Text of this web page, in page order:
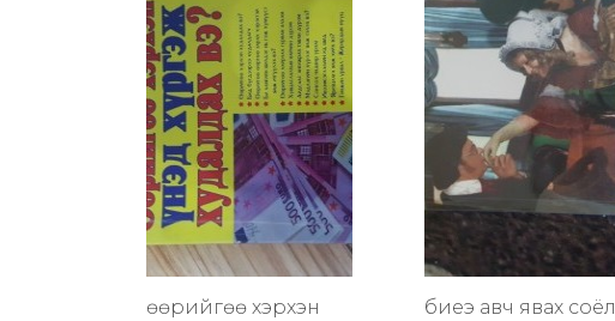
өөрийгөө хэрхэн
биеэ авч явах соёл